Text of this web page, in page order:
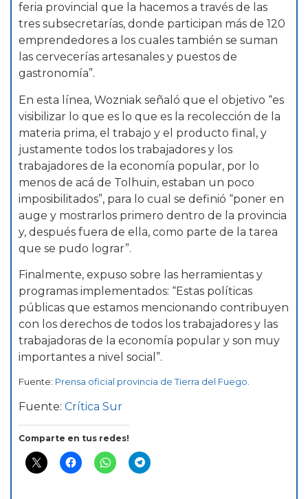
feria provincial que la hacemos a través de las
tres subsecretarías, donde participan más de 120
emprendedores a los cuales también se suman
las cervecerías artesanales y puestos de
gastronomía”.
En esta línea, Wozniak señaló que el objetivo “es
visibilizar lo que es lo que es la recolección de la
materia prima, el trabajo y el producto final, y
justamente todos los trabajadores y los
trabajadores de la economía popular, por lo
menos de acá de Tolhuin, estaban un poco
imposibilitados”, para lo cual se definió “poner en
auge y mostrarlos primero dentro de la provincia
y, después fuera de ella, como parte de la tarea
que se pudo lograr”.
Finalmente, expuso sobre las herramientas y
programas implementados: “Estas políticas
públicas que estamos mencionando contribuyen
con los derechos de todos los trabajadores y las
trabajadoras de la economía popular y son muy
importantes a nivel social”.
Fuente: Prensa oficial provincia de Tierra del Fuego.
Fuente: Crítica Sur
Comparte en tus redes!